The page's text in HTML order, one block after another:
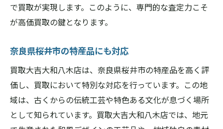
で買取が実現します。このように、専門的な査定力こそ
が高価買取の鍵となります。
奈良県桜井市の特産品にも対応
買取大吉大和八木店は、奈良県桜井市の特産品を高く評
価し、買取において特別な対応を行っています。この地
域は、古くからの伝統工芸や特色ある文化が息づく場所
として知られています。買取大吉大和八木店では、地元